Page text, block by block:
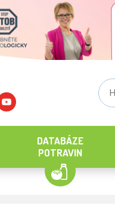
DATABÁZE
POTRAVIN